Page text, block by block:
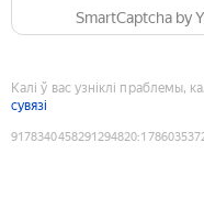
SmartCaptcha by
Калі ў вас узніклі праблемы,
сувязі
9178340458291294820: